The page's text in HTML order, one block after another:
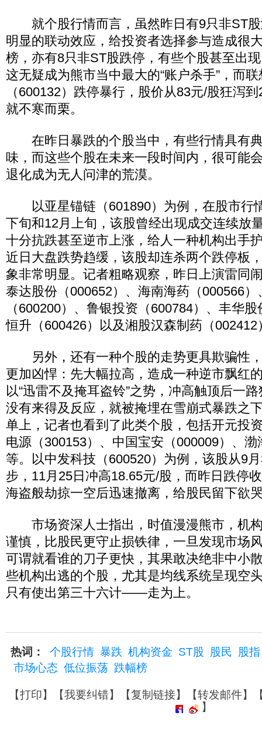
就个股行情而言，虽然昨日有9只非ST股
明显的联动效应，给投资者选择参与造成很
榜，亦有8只非ST股跌停，有些个股甚至出
这无疑成为熊市当中最大的“账户杀手”，而
（600132）跌停暴行，股价从83元/股狂泻
就不寒而栗。
在昨日暴跌的个股当中，有些行情具有
味，而这些个股在未来一段时间内，很可能
退化成为无人问津的荒漠。
以亚星锚链（601890）为例，在股市行
下旬和12月上旬，该股曾经出现成交连续放
十分抗跌甚至逆市上涨，给人一种机构出手
近日大盘跌势趋缓，该股却连杀两个跌停板
象非常明显。记者粗略观察，昨日上演雷同
泰达股份（000652）、海南海药（000566）
（600200）、鲁银投资（600784）、丰华
恒升（600426）以及湘股汉森制药（002412
另外，还有一种个股的走势更具欺骗性
更加凶悍：先大幅拉高，造成一种逆市飘红
以“迅雷不及掩耳盗铃”之势，冲高触顶后一
没有来得及反应，就被掩埋在雪崩式暴跌之
单上，记者也看到了此类个股，包括开元投
电源（300153）、中国宝安（000009）、
等。以中发科技（600520）为例，该股从9
步，11月25日冲高18.65元/股，而昨日跌停
海盗般劫掠一空后迅速撤离，给股民留下欲
市场资深人士指出，时值漫漫熊市，机
谨慎，比股民更守止损铁律，一旦发现市场
可谓就看谁的刀子更快，其果敢决绝非中小
些机构出逃的个股，尤其是均线系统呈现空
只有使出第三十六计——走为上。
热词： 个股行情 暴跌 机构资金 ST股 股民
股指
市场心态 低位振荡 跌幅榜
【打印】【我要纠错】【复制链接】【转发邮件】
】